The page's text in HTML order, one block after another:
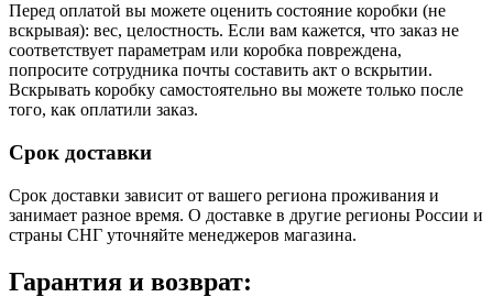
Перед оплатой вы можете оценить состояние коробки (не
вскрывая): вес, целостность. Если вам кажется, что заказ не
соответствует параметрам или коробка повреждена,
попросите сотрудника почты составить акт о вскрытии.
Вскрывать коробку самостоятельно вы можете только после
того, как оплатили заказ.
Срок доставки
Срок доставки зависит от вашего региона проживания и
занимает разное время. О доставке в другие регионы России и
страны СНГ уточняйте менеджеров магазина.
Гарантия и возврат: